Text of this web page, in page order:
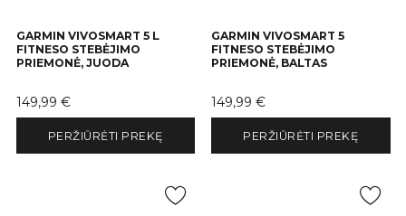
GARMIN VIVOSMART 5 L
FITNESO STEBĖJIMO
PRIEMONĖ, JUODA
Kaina
149,99 €
PERŽIŪRĖTI PREKĘ
GARMIN VIVOSMART 5
FITNESO STEBĖJIMO
PRIEMONĖ, BALTAS
Kaina
149,99 €
PERŽIŪRĖTI PREKĘ